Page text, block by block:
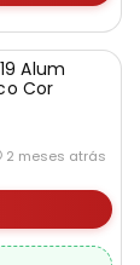
Alum
Cor
2 meses atrás